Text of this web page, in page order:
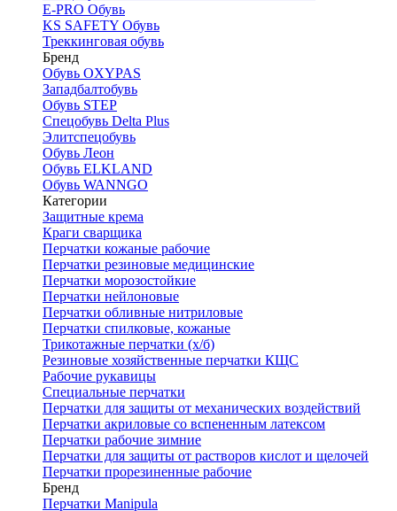
E-PRO Обувь
KS SAFETY Обувь
Треккинговая обувь
Бренд
Обувь OXYPAS
Западбалтобувь
Обувь STEP
Спецобувь Delta Plus
Элитспецобувь
Обувь Леон
Обувь ELKLAND
Обувь WANNGO
Категории
Защитные крема
Краги сварщика
Перчатки кожаные рабочие
Перчатки резиновые медицинские
Перчатки морозостойкие
Перчатки нейлоновые
Перчатки обливные нитриловые
Перчатки спилковые, кожаные
Трикотажные перчатки (х/б)
Резиновые хозяйственные перчатки КЩС
Рабочие рукавицы
Специальные перчатки
Перчатки для защиты от механических воздействий
Перчатки акриловые со вспененным латексом
Перчатки рабочие зимние
Перчатки для защиты от растворов кислот и щелочей
Перчатки прорезиненные рабочие
Бренд
Перчатки Manipula